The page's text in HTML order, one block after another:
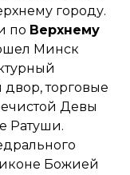
городу.
по Верхнему
Минск
двор, торговые
Девы
Ратуши.
Божией